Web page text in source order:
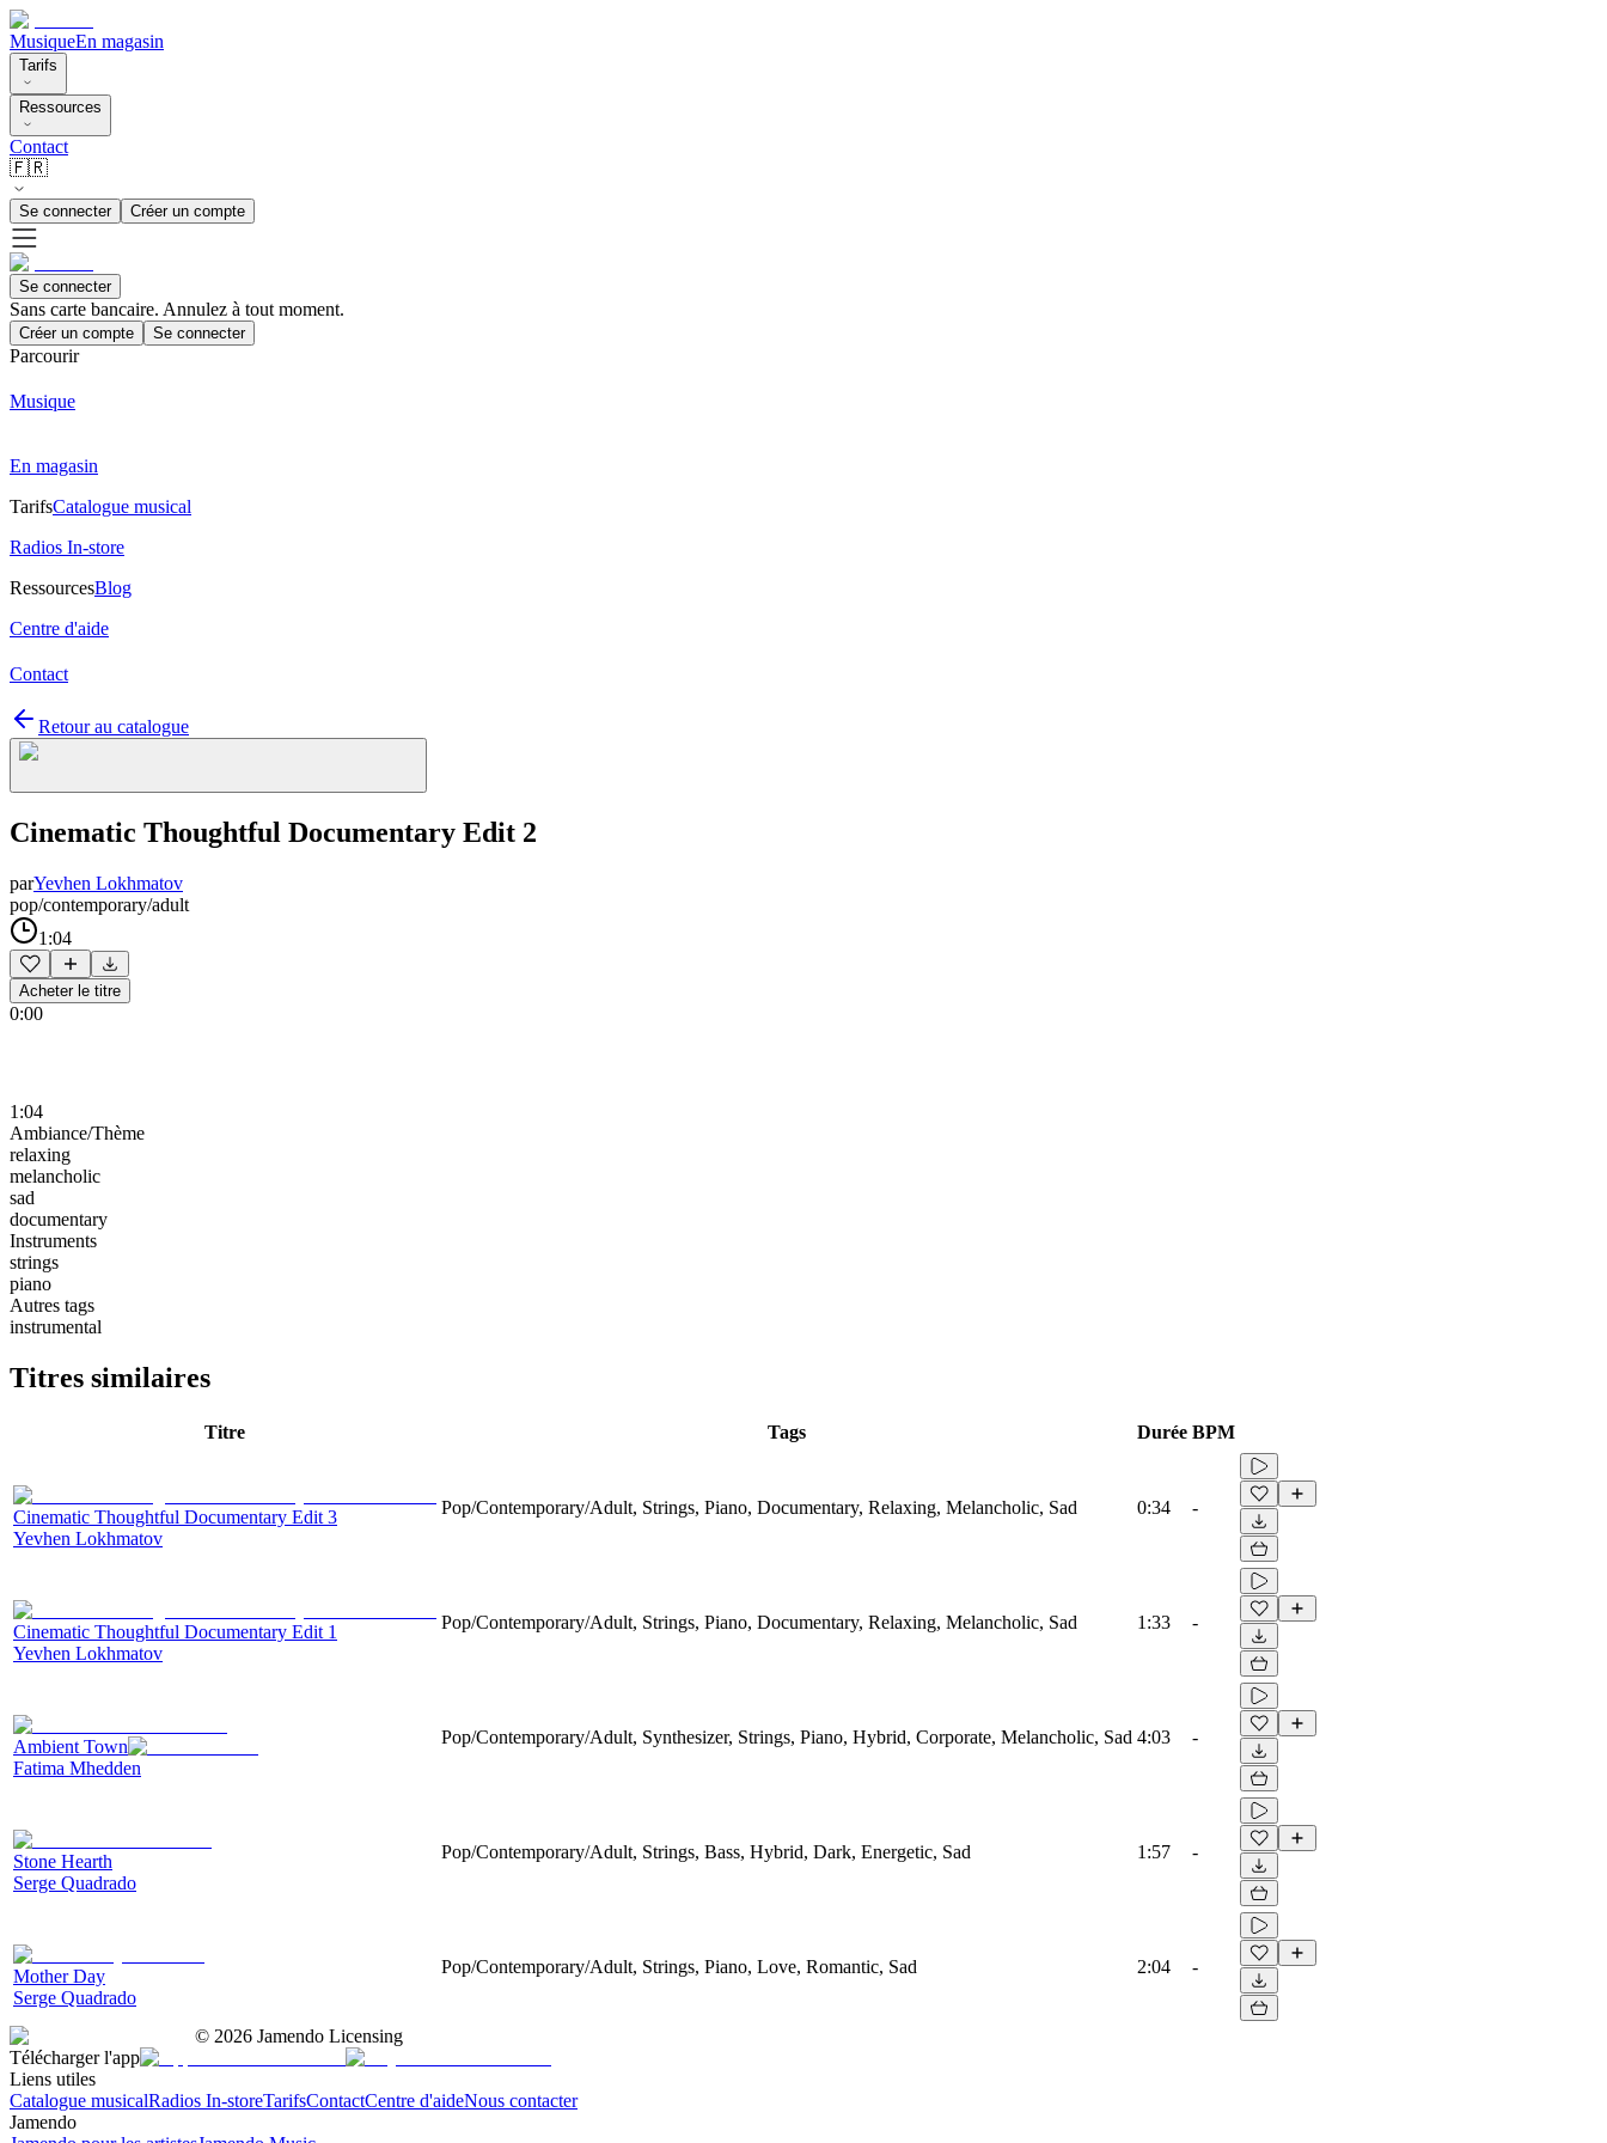
MusiqueEn magasin
Tarifs
Ressources
Contact
🇫🇷
Se connecter Créer un compte
Se connecter
Sans carte bancaire. Annulez à tout moment.
Créer un compte Se connecter
Parcourir
Musique
En magasin
TarifsCatalogue musical
Radios In-store
RessourcesBlog
Centre d'aide
Contact
Retour au catalogue
Cinematic Thoughtful Documentary Edit 2
parYevhen Lokhmatov
pop/contemporary/adult
1:04
Acheter le titre
0:00
1:04
Ambiance/Thème
relaxing
melancholic
sad
documentary
Instruments
strings
piano
Autres tags
instrumental
Titres similaires
Titre Tags Durée BPM
Cinematic Thoughtful Documentary Edit 3
Yevhen Lokhmatov
Pop/Contemporary/Adult, Strings, Piano, Documentary, Relaxing, Melancholic, Sad 0:34 -
Cinematic Thoughtful Documentary Edit 1
Yevhen Lokhmatov
Pop/Contemporary/Adult, Strings, Piano, Documentary, Relaxing, Melancholic, Sad 1:33 -
Ambient Town
Fatima Mhedden
Pop/Contemporary/Adult, Synthesizer, Strings, Piano, Hybrid, Corporate, Melancholic, Sad 4:03 -
Stone Hearth
Serge Quadrado
Pop/Contemporary/Adult, Strings, Bass, Hybrid, Dark, Energetic, Sad 1:57 -
Mother Day
Serge Quadrado
Pop/Contemporary/Adult, Strings, Piano, Love, Romantic, Sad 2:04 -
© 2026 Jamendo Licensing
Télécharger l'app
Liens utiles
Catalogue musicalRadios In-storeTarifsContactCentre d'aideNous contacter
Jamendo